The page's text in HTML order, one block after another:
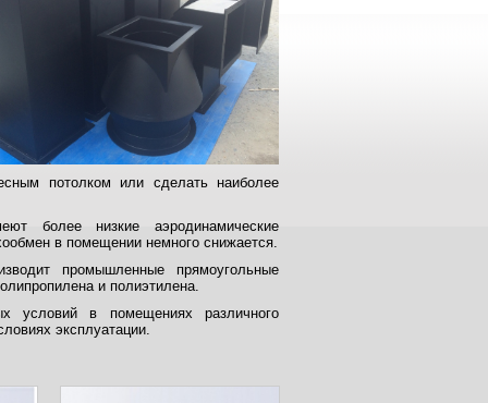
потолком или сделать наиболее
более низкие аэродинамические
в помещении немного снижается.
промышленные прямоугольные
и полиэтилена.
условий в помещениях различного
эксплуатации.